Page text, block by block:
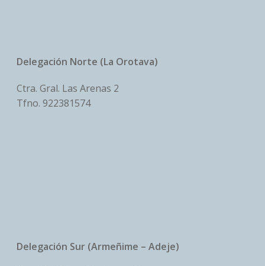
Delegación Norte (La Orotava)
Ctra. Gral. Las Arenas 2
Tfno. 922381574
Delegación Sur (Armeñime – Adeje)